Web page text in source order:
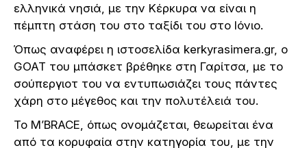
ελληνικά νησιά, με την Κέρκυρα να είναι η
πέμπτη στάση του στο ταξίδι του στο Ιόνιο.
Όπως αναφέρει η ιστοσελίδα kerkyrasimera.gr, ο
GOAT του μπάσκετ βρέθηκε στη Γαρίτσα, με το
σούπεργιοτ του να εντυπωσιάζει τους πάντες
χάρη στο μέγεθος και την πολυτέλειά του.
Το M’BRACE, όπως ονομάζεται, θεωρείται ένα
από τα κορυφαία στην κατηγορία του, με την